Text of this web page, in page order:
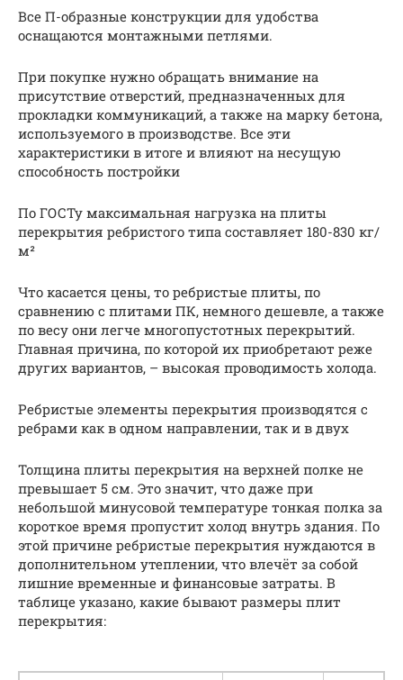
Все П-образные конструкции для удобства
оснащаются монтажными петлями.
При покупке нужно обращать внимание на
присутствие отверстий, предназначенных для
прокладки коммуникаций, а также на марку бетона,
используемого в производстве. Все эти
характеристики в итоге и влияют на несущую
способность постройки
По ГОСТу максимальная нагрузка на плиты
перекрытия ребристого типа составляет 180-830 кг/
м²
Что касается цены, то ребристые плиты, по
сравнению с плитами ПК, немного дешевле, а также
по весу они легче многопустотных перекрытий.
Главная причина, по которой их приобретают реже
других вариантов, – высокая проводимость холода.
Ребристые элементы перекрытия производятся с
ребрами как в одном направлении, так и в двух
Толщина плиты перекрытия на верхней полке не
превышает 5 см. Это значит, что даже при
небольшой минусовой температуре тонкая полка за
короткое время пропустит холод внутрь здания. По
этой причине ребристые перекрытия нуждаются в
дополнительном утеплении, что влечёт за собой
лишние временные и финансовые затраты. В
таблице указано, какие бывают размеры плит
перекрытия: